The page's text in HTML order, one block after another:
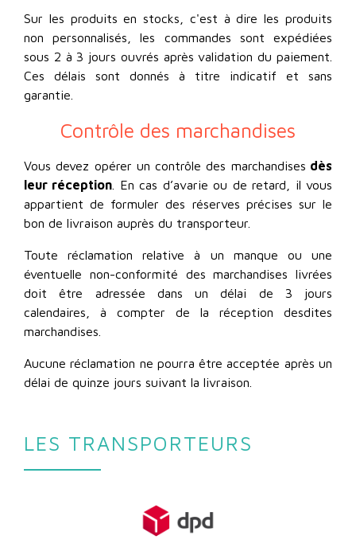
Sur les produits en stocks, c'est à dire les produits
non personnalisés, les commandes sont expédiées
sous 2 à 3 jours ouvrés après validation du paiement.
Ces délais sont donnés à titre indicatif et sans
garantie.
Contrôle des marchandises
Vous devez opérer un contrôle des marchandises dès
leur réception . En cas d’avarie ou de retard, il vous
appartient de formuler des réserves précises sur le
bon de livraison auprès du transporteur.
Toute réclamation relative à un manque ou une
éventuelle non-conformité des marchandises livrées
doit être adressée dans un délai de 3 jours
calendaires, à compter de la réception desdites
marchandises.
Aucune réclamation ne pourra être acceptée après un
délai de quinze jours suivant la livraison.
LES TRANSPORTEURS